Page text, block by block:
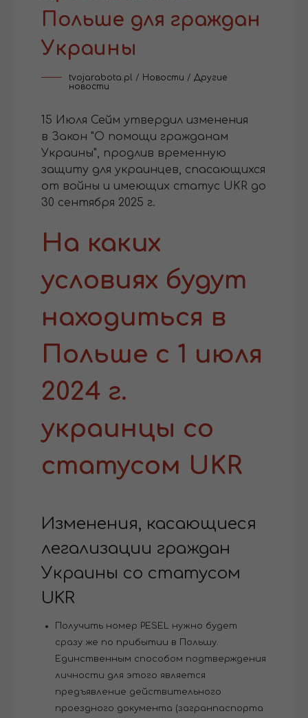
Польше для граждан
Украины
tvojarabota.pl / Новости / Другие
новости
15 Июля Сейм утвердил изменения
в Закон "О помощи гражданам
Украины", продлив временную
защиту для украинцев, спасающихся
от войны и имеющих статус UKR до
30 сентября 2025 г.
На каких
условиях будут
находиться в
Польше с 1 июля
2024 г.
украинцы со
статусом UKR
Изменения, касающиеся
легализации граждан
Украины со статусом
UKR
Получить номер PESEL нужно будет
сразу же по прибытии в Польшу.
Единственным способом подтверждения
личности для этого является
предъявление действительного
проездного документа (загранпаспорта